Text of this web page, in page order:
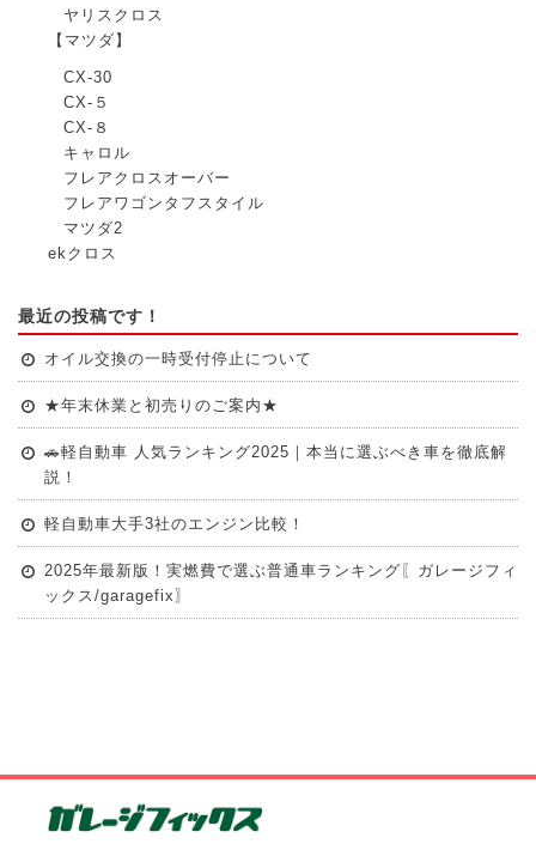
ヤリスクロス
【マツダ】
CX-30
CX-５
CX-８
キャロル
フレアクロスオーバー
フレアワゴンタフスタイル
マツダ2
ekクロス
最近の投稿です！
オイル交換の一時受付停止について
★年末休業と初売りのご案内★
🚗軽自動車 人気ランキング2025｜本当に選ぶべき車を徹底解
説！
軽自動車大手3社のエンジン比較！
2025年最新版！実燃費で選ぶ普通車ランキング〖ガレージフィ
ックス/garagefix〗